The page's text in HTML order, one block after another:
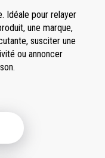
Idéale pour relayer
une marque,
susciter une
ou annoncer